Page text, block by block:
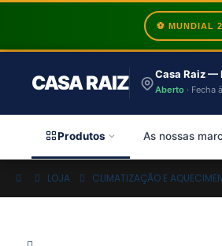
⚽ MUNDIAL
CASA RAIZ Casa Raiz —
Aberto · Fecha
Produtos As nossas
LOJA CLIMATIZAÇÃO E